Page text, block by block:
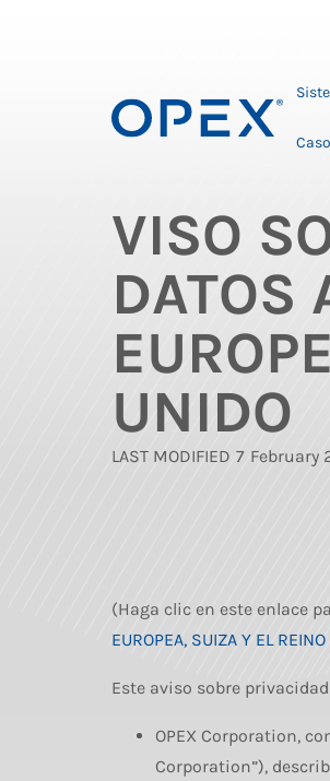
VISO
DATOS
UNIDO
LAST MODIFIED 7
(Haga clic en este enlace
EUROPEA, SUIZA Y EL
Este aviso sobre
OPEX Corporation,
Corporation”),